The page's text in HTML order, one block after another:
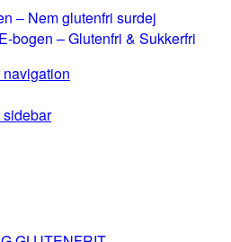
– Nem glutenfri surdej
bogen – Glutenfri & Sukkerfri